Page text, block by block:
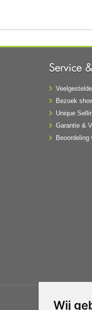
Wij
Service
Bezoek
Unique
Garantie &
Beoordeling
Gebruik